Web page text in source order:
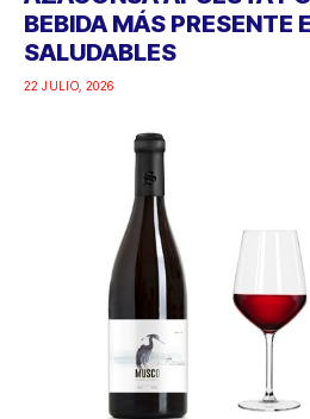
MUSCO 2022, LA
UN VINO MARCADO POR
NATURALEZA
22 JULIO, 2026